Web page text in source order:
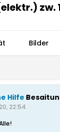
zw.
Bilder
Hilfe
22:54